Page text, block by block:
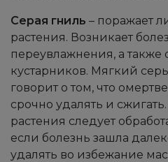
Серая гниль – поражает
растения. Возникает
переувлажнения, а также
кустарников. Мягкий
говорит о том, что
срочно удалять и
растения следует
если болезнь зашла
удалять во избежание